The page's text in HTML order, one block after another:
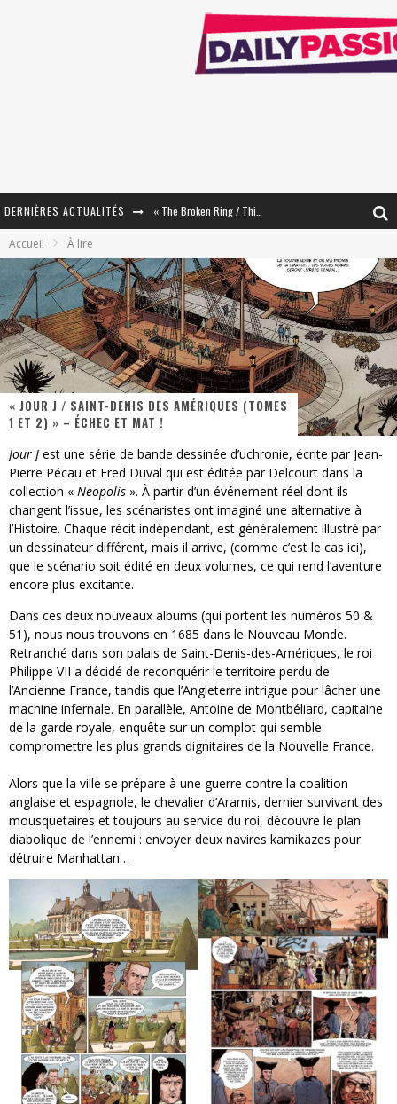
DERNIÈRES ACTUALITÉS
« The Broken Ring / This Mariage Will Fail Anyway » (Tome 2) – Préparer sa vengeance…
« Mon Village Révolté » - Combattre un Projet !
Star Fox
PsyRiver 2026 : la magie revient sur les rives de l’Aar
« MOFUSAND / Parler Japonais » – Des Expressions Pratiques !
« Dr Wertham / L’homme qui étudia les tueurs en série » - Un Métier à Risque !
« Le Vent dand les Saules » - Une Belle Histoire !
« Damn Them All » - Un duo de Choc !
« Love is a Boxing Ring (Tomes 1 & 2) » – Un Passé Trouble !
Accueil À lire
« JOUR J / SAINT-DENIS DES AMÉRIQUES (TOMES
1 ET 2) » – ÉCHEC ET MAT !
Jour J est une série de bande dessinée d’uchronie, écrite par Jean-
Pierre Pécau et Fred Duval qui est éditée par Delcourt dans la
collection « Neopolis ». À partir d’un événement réel dont ils
changent l’issue, les scénaristes ont imaginé une alternative à
l’Histoire. Chaque récit indépendant, est généralement illustré par
un dessinateur différent, mais il arrive, (comme c’est le cas ici),
que le scénario soit édité en deux volumes, ce qui rend l’aventure
encore plus excitante.
Dans ces deux nouveaux albums (qui portent les numéros 50 &
51), nous nous trouvons en 1685 dans le Nouveau Monde.
Retranché dans son palais de Saint-Denis-des-Amériques, le roi
Philippe VII a décidé de reconquérir le territoire perdu de
l’Ancienne France, tandis que l’Angleterre intrigue pour lâcher une
machine infernale. En parallèle, Antoine de Montbéliard, capitaine
de la garde royale, enquête sur un complot qui semble
compromettre les plus grands dignitaires de la Nouvelle France.
Alors que la ville se prépare à une guerre contre la coalition
anglaise et espagnole, le chevalier d’Aramis, dernier survivant des
mousquetaires et toujours au service du roi, découvre le plan
diabolique de l’ennemi : envoyer deux navires kamikazes pour
détruire Manhattan…